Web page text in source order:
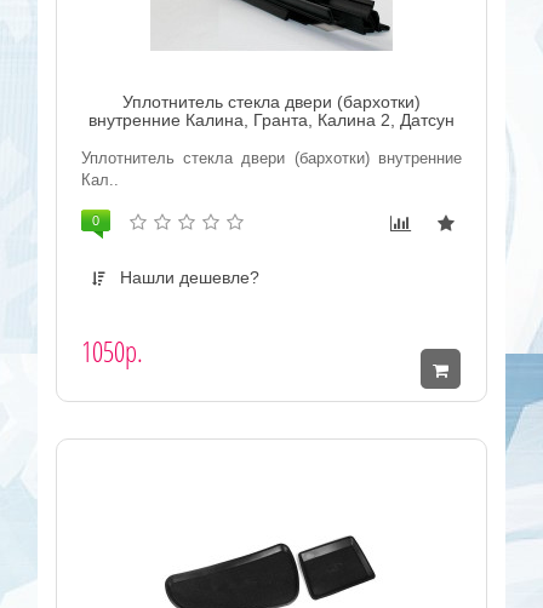
Уплотнитель стекла двери (бархотки)
внутренние Калина, Гранта, Калина 2, Датсун
Уплотнитель стекла двери (бархотки) внутренние
Кал..
0
Нашли дешевле?
1050р.